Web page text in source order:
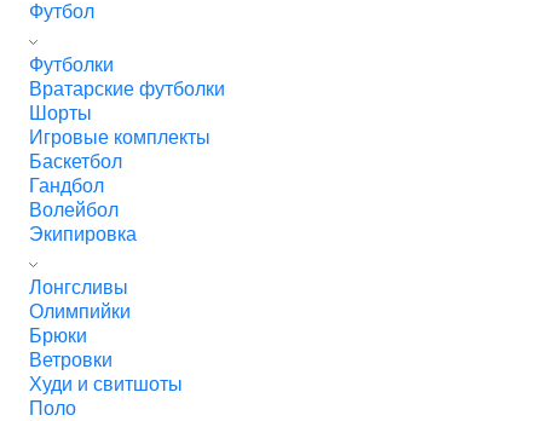
Футбол
Футболки
Вратарские футболки
Шорты
Игровые комплекты
Баскетбол
Гандбол
Волейбол
Экипировка
Лонгсливы
Олимпийки
Брюки
Ветровки
Худи и свитшоты
Поло